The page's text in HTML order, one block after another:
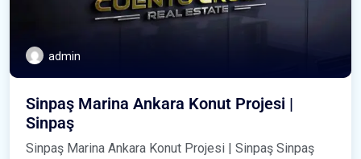
admin
Sinpaş Marina Ankara Konut Projesi |
Sinpaş
Sinpaş Marina Ankara Konut Projesi | Sinpaş Sinpaş